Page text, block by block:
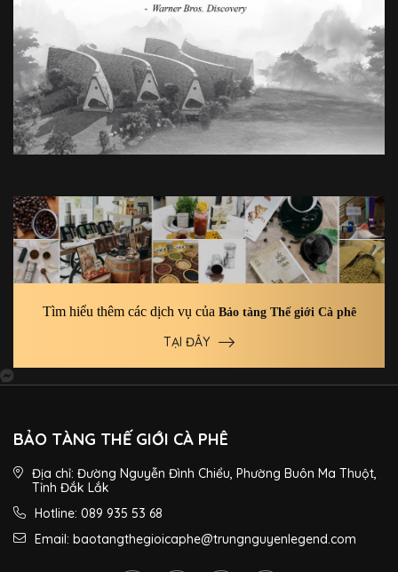
Tìm hiểu thêm các dịch vụ của Bảo tàng Thế giới Cà phê
TẠI ĐÂY
BẢO TÀNG THẾ GIỚI CÀ PHÊ
Địa chỉ: Đường Nguyễn Đình Chiểu, Phường Buôn Ma Thuột,
Tỉnh Đắk Lắk
Hotline: 089 935 53 68
Email: baotangthegioicaphe@trungnguyenlegend.com